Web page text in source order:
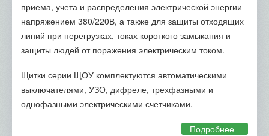
приема, учета и распределения электрической энергии
напряжением 380/220В, а также для защиты отходящих
линий при перегрузках, токах короткого замыкания и
защиты людей от поражения электрическим током.
Щитки серии ЩОУ комплектуются автоматическими
выключателями, УЗО, дифреле, трехфазными и
однофазными электрическими счетчиками.
Подробнее...